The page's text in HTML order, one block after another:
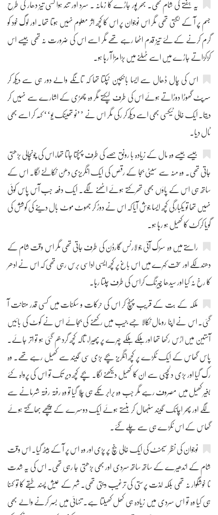
یہ ہفتے کی شام تھی۔ بھر پور جاڑے کا زمانہ ۔ سرد اور تند ہوا کسی تیز دھار کی طرح
جسم پر آ کے لگتی تھی مگر اس نوجوان پر اس کا کچھ اثر معلوم نہیں ہوتا تھا۔ اور لوگ خود کو
گرم کرنے کے لئے تیز قدم اٹھا رہے تھے مگر اسے اس کی ضرورت نہ تھی جیسے اس
کڑکڑاتے جاڑے میں اسے ٹہلنے میں بڑا مزا آ رہا ہو۔
اس کی چال ڈھال سے ایسا بانکپن ٹپکتا تھا کہ تانگے والے دور ہی سے دیکھ کر
سرپٹ گھوڑا دوڑاتے ہوئے اس کی طرف لپکتے مگر وہ چھڑی کے اشارے سے نہیں کر
دیتا۔ ایک خالی ٹیکسی بھی اسے دیکھ کر رکی مگر اس نے ’’نو تھینک یو‘‘ کہہ کر اسے بھی
ٹال دیا۔
جیسے جیسے وہ مال کے زیادہ با رونق حصے کی طرف پہنچتا جاتا تھا، اس کی چونچالی بڑھتی
جاتی تھی۔ وہ منہ سے سیٹی بجا کے رقص کی ایک انگریزی دھن نکالنے لگا۔ اس کے
ساتھ ہی اس کے پاؤں بھی تھرکتے ہوئے اٹھنے لگے۔ ایک دفعہ جب آس پاس کوئی
نہیں تھا تو یکبارگی کچھ ایسا جوش آیا کہ اس نے دوڑ کر جھوٹ موٹ بال دینے کی کوشش کی
گویا کرکٹ کا کھیل ہو رہا ہو۔
راستے میں وہ سڑک آئی جو لارنس گارڈن کی طرف جاتی تھی مگر اس وقت شام کے
دھندلکے اور سخت کہرے میں اس باغ پر کچھ ایسی اداسی برس رہی تھی کہ اس نے ادھر
کا رخ نہ کیا اور سیدھا چیرنگ کراس کی طرف چلتا رہا۔
ملکہ کے بت کے قریب پہنچ کر اس کی حرکات و سکنات میں کسی قدر متانت آ
گئی۔ اس نے اپنا رومال نکالا جسے جیب میں رکھنے کی بجائے اس نے کوٹ کی بائیں
آستین میں اڑس رکھا تھا اور ہلکے ہلکے چہرے پر پھیرا، تاکہ کچھ گرد جم گئی ہو تو اتر جائے۔
پاس گھاس کے ایک ٹکڑے پر کچھ انگریز بچے بڑی سی گیند سے کھیل رہے تھے۔ وہ
رک گیا اور بڑی دلچسپی سے ان کا کھیل دیکھنے لگا۔ بچے کچھ دیر تک تو اس کی پرواہ کئے
بغیر کھیل میں مصروف رہے مگر جب وہ برابر تکے ہی چلا گیا تو وہ رفتہ رفتہ شرمانے سے
لگے اور پھر اچانک گیند سنبھال کر ہنستے ہوئے ایک دوسرے کے پیچھے بھاگتے ہوئے
گھاس کے اس ٹکڑے ہی سے چلے گئے۔
نوجوان کی نظر سیمنٹ کی ایک خالی بنچ پر پڑی اور وہ اس پر آ کے بیٹھ گیا۔ اس وقت
شام کے اندھیرے کے ساتھ ساتھ سردی اور بھی بڑھتی جا رہی تھی۔ اس کی یہ شدت
نا خوشگوار نہ تھی بلکہ لذت پرستی کی ترغیب دیتی تھی۔ شہر کے عیش پسند طبقے کا تو کہنا
ہی کیا وہ تو اس سردی میں زیادہ ہی کھل کھیلتا ہے۔ تنہائی میں بسر کرنے والے بھی